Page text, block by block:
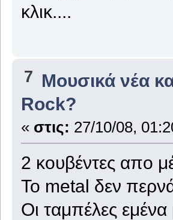
κλικ....
7 Μουσικά νέα
Rock?
« στις: 27/10/08,
2 κουβέντες απο
Το metal δεν
Οι ταμπέλες